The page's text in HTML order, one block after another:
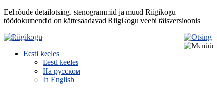
Eelnõude detailotsing, stenogrammid ja muud Riigikogu
töödokumendid on kättesaadavad Riigikogu veebi täisversioonis.
Eesti keeles
Eesti keeles
На русском
In English